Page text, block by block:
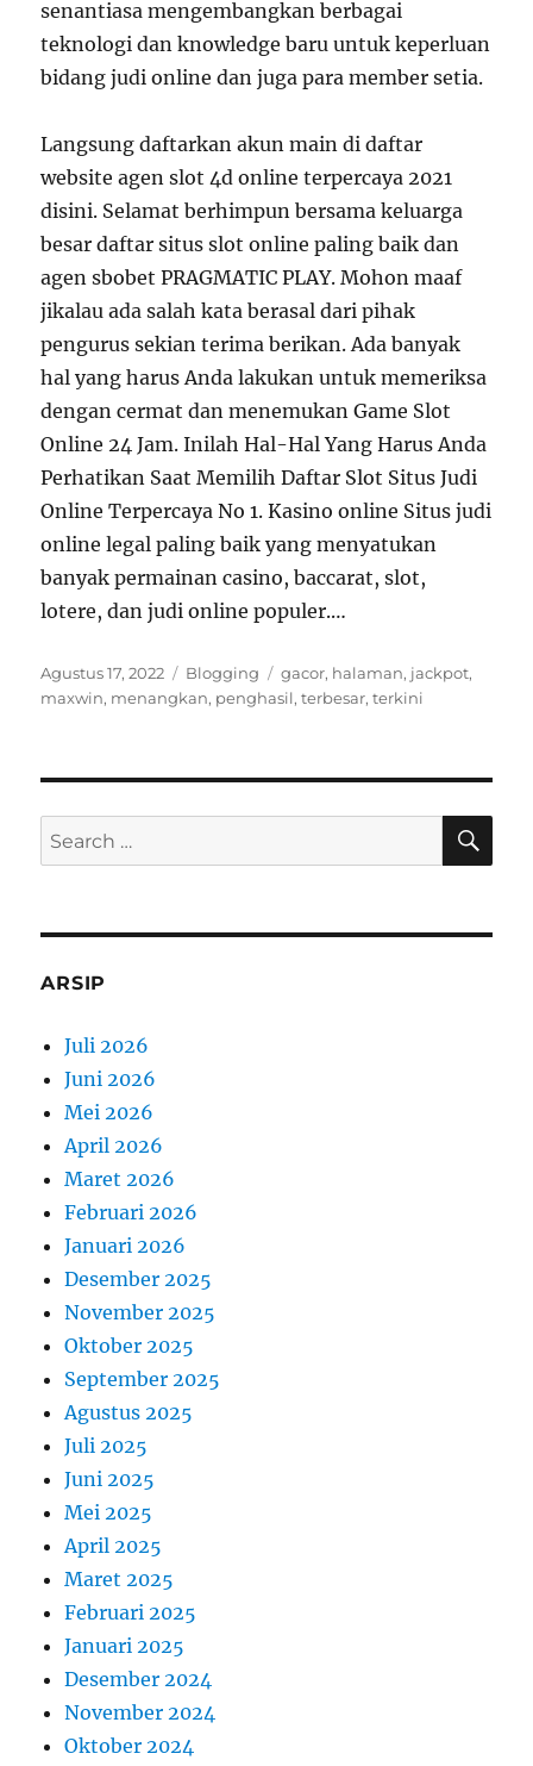
senantiasa mengembangkan berbagai
teknologi dan knowledge baru untuk keperluan
bidang judi online dan juga para member setia.
Langsung daftarkan akun main di daftar
website agen slot 4d online terpercaya 2021
disini. Selamat berhimpun bersama keluarga
besar daftar situs slot online paling baik dan
agen sbobet PRAGMATIC PLAY. Mohon maaf
jikalau ada salah kata berasal dari pihak
pengurus sekian terima berikan. Ada banyak
hal yang harus Anda lakukan untuk memeriksa
dengan cermat dan menemukan Game Slot
Online 24 Jam. Inilah Hal-Hal Yang Harus Anda
Perhatikan Saat Memilih Daftar Slot Situs Judi
Online Terpercaya No 1. Kasino online Situs judi
online legal paling baik yang menyatukan
banyak permainan casino, baccarat, slot,
lotere, dan judi online populer.…
Posted
on
Agustus 17, 2022 Categories
Blogging Tags
gacor, halaman, jackpot,
maxwin, menangkan, penghasil,terbesar,terkini
Search
for:
ARSIP
Juli 2026
Juni 2026
Mei 2026
April 2026
Maret 2026
Februari 2026
Januari 2026
Desember 2025
November 2025
Oktober 2025
September 2025
Agustus 2025
Juli 2025
Juni 2025
Mei 2025
April 2025
Maret 2025
Februari 2025
Januari 2025
Desember 2024
November 2024
Oktober 2024